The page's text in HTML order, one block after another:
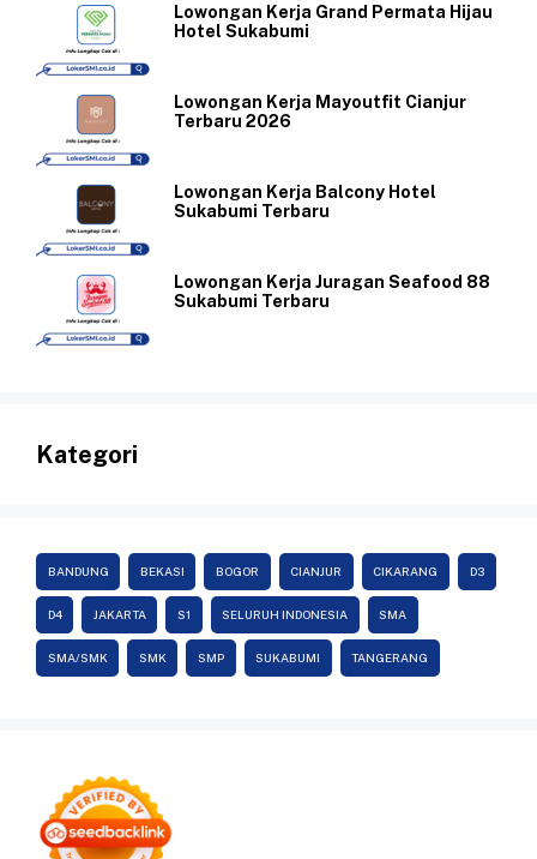
Lowongan Kerja Grand Permata Hijau
Hotel Sukabumi
Lowongan Kerja Mayoutfit Cianjur
Terbaru 2026
Lowongan Kerja Balcony Hotel
Sukabumi Terbaru
Lowongan Kerja Juragan Seafood 88
Sukabumi Terbaru
Kategori
BANDUNG BEKASI BOGOR CIANJUR CIKARANG D3
D4 JAKARTA S1 SELURUH INDONESIA SMA
SMA/SMK SMK SMP SUKABUMI TANGERANG